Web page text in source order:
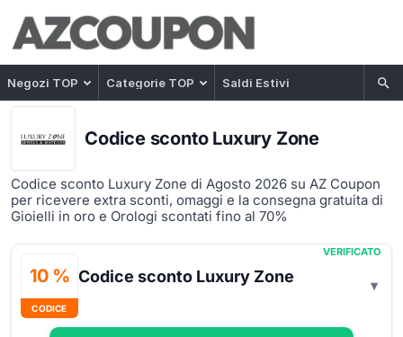
Negozi TOP Categorie TOP Saldi Estivi
Codice sconto Luxury Zone
Codice sconto Luxury Zone di Agosto 2026 su AZ Coupon
per ricevere extra sconti, omaggi e la consegna gratuita di
Gioielli in oro e Orologi scontati fino al 70%
10 %
CODICE
VERIFICATO
Codice sconto Luxury Zone